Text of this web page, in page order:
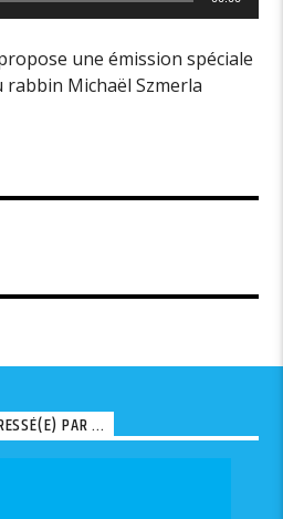
une émission spéciale
rabbin Michaël Szmerla
PAR ...